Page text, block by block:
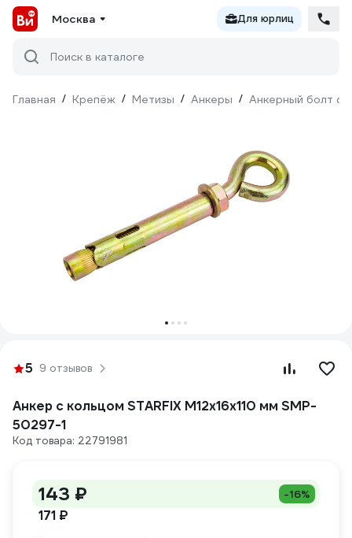
Москва Для юрлиц
Поиск в каталоге
Главная / Крепёж / Метизы / Анкеры / Анкерный болт с
5 9 отзывов
Анкер с кольцом STARFIX М12x16x110 мм SMP-
50297-1
Код товара: 22791981
143 ₽ -16%
171 ₽